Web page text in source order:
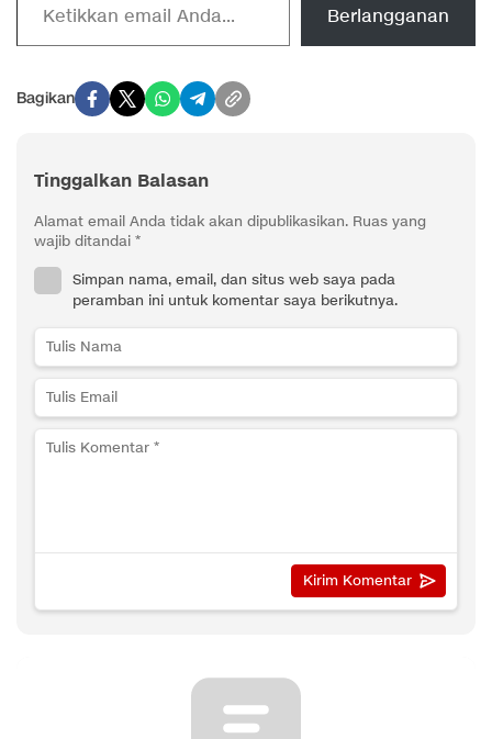
Berlangganan
Bagikan
Tinggalkan Balasan
Alamat email Anda tidak akan dipublikasikan. Ruas yang
wajib ditandai *
Simpan nama, email, dan situs web saya pada
peramban ini untuk komentar saya berikutnya.